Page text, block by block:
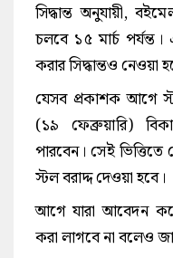
সিদ্ধান্ত অনুযায়ী,
চলবে ১৫ মার্চ
করার সিদ্ধান্তও নেওয়া
যেসব প্রকাশক আগে
(১৯ ফেব্রুয়ারি)
পারবেন। সেই ভিত্তিতে
স্টল বরাদ্দ দেওয়া হবে।
আগে যারা আবেদন
করা লাগবে না বলেও